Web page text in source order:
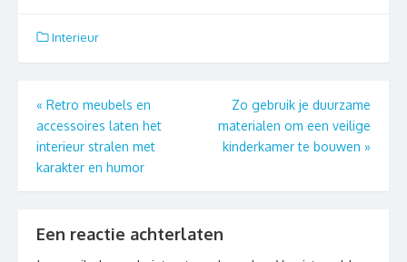
Interieur
Berichtnavigatie
« Retro meubels en
accessoires laten het
interieur stralen met
karakter en humor
Zo gebruik je duurzame
materialen om een veilige
kinderkamer te bouwen »
Een reactie achterlaten